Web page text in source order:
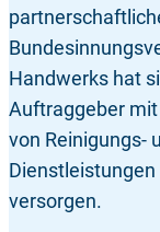
Handwerks hat
Auftraggeber
von Reinigungs-
versorgen.